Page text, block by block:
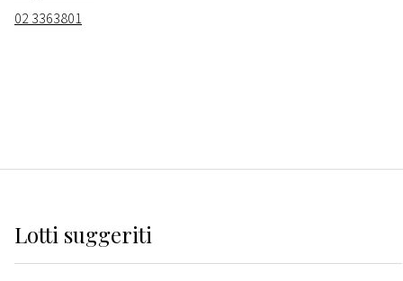
02 3363801
Lotti suggeriti